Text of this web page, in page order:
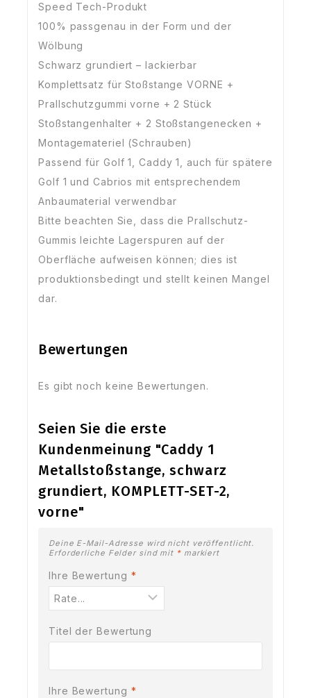
Speed Tech-Produkt
100% passgenau in der Form und der
Wölbung
Schwarz grundiert – lackierbar
Komplettsatz für Stoßstange VORNE +
Prallschutzgummi vorne + 2 Stück
Stoßstangenhalter + 2 Stoßstangenecken +
Montagemateriel (Schrauben)
Passend für Golf 1, Caddy 1, auch für spätere
Golf 1 und Cabrios mit entsprechendem
Anbaumaterial verwendbar
Bitte beachten Sie, dass die Prallschutz-
Gummis leichte Lagerspuren auf der
Oberfläche aufweisen können; dies ist
produktionsbedingt und stellt keinen Mangel
dar.
Bewertungen
Es gibt noch keine Bewertungen.
Seien Sie die erste
Kundenmeinung "Caddy 1
Metallstoßstange, schwarz
grundiert, KOMPLETT-SET-2,
vorne"
Deine E-Mail-Adresse wird nicht veröffentlicht.
Erforderliche Felder sind mit *markiert
Ihre Bewertung *
Titel der Bewertung
Ihre Bewertung *